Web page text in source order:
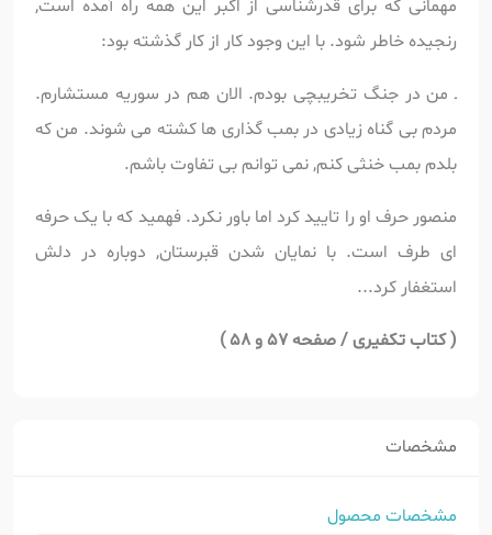
مهمانی که برای قدرشناسی از اکبر این همه راه آمده است,
رنجیده خاطر شود. با این وجود کار از کار گذشته بود:
ـ من در جنگ تخریبچی بودم. الان هم در سوریه مستشارم.
مردم بی گناه زیادی در بمب گذاری ها کشته می شوند. من که
بلدم بمب خنثی کنم, نمی توانم بی تفاوت باشم.
منصور حرف او را تایید کرد اما باور نکرد. فهمید که با یک حرفه
ای طرف است. با نمایان شدن قبرستان, دوباره در دلش
استغفار کرد...
( کتاب تکفیری / صفحه 57 و 58 )
مشخصات
مشخصات محصول